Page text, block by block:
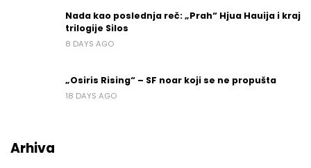
Nada kao poslednja reč: „Prah“ Hjua Hauija i kraj
trilogije Silos
8 DAYS AGO
„Osiris Rising“ – SF noar koji se ne propušta
18 DAYS AGO
Arhiva